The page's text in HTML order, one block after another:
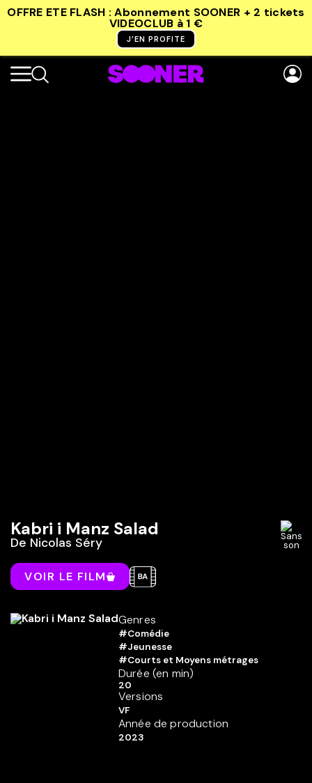
OFFRE ETE FLASH : Abonnement SOONER + 2 tickets
VIDEOCLUB à 1 €
J’EN PROFITE
Kabri i Manz Salad
De Nicolas Séry
VOIR LE FILM
Genres
#Comédie
#Jeunesse
#Courts et Moyens métrages
Durée (en min)
20
Versions
VF
Année de production
2023